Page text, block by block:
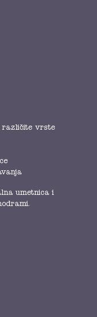
različite vrste
umetnica i